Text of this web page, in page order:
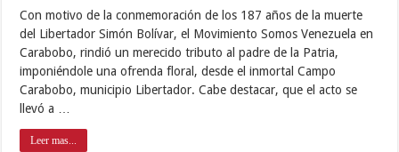
Con motivo de la conmemoración de los 187 años de la muerte
del Libertador Simón Bolívar, el Movimiento Somos Venezuela en
Carabobo, rindió un merecido tributo al padre de la Patria,
imponiéndole una ofrenda floral, desde el inmortal Campo
Carabobo, municipio Libertador. Cabe destacar, que el acto se
llevó a …
Leer mas...